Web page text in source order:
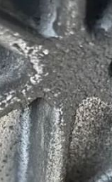
チェック
ます。 原付バイク 作業内
後
当店の強み:LED
ます。オーディオやスピ